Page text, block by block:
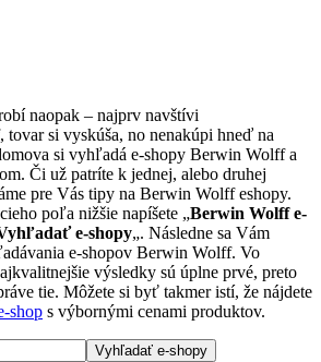
naopak – najprv navštívi
si vyskúša, no nenakúpi hneď na
si vyhľadá e-shopy Berwin Wolff a
Či už patríte k jednej, alebo druhej
pre Vás tipy na Berwin Wolff eshopy.
poľa nižšie napíšete „Berwin Wolff e-
e-shopy„. Následne sa Vám
e-shopov Berwin Wolff. Vo
výsledky sú úplne prvé, preto
tie. Môžete si byť takmer istí, že nájdete
shop s výbornými cenami produktov.